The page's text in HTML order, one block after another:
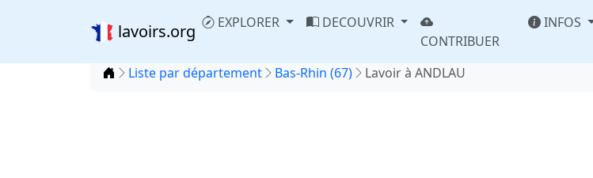
lavoirs.org EXPLORER
DECOUVRIR
CONTRIBUER
INFOS
Accueil
Liste par département Bas-Rhin (67) Lavoir à ANDLAU